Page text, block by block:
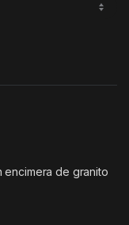
de granito